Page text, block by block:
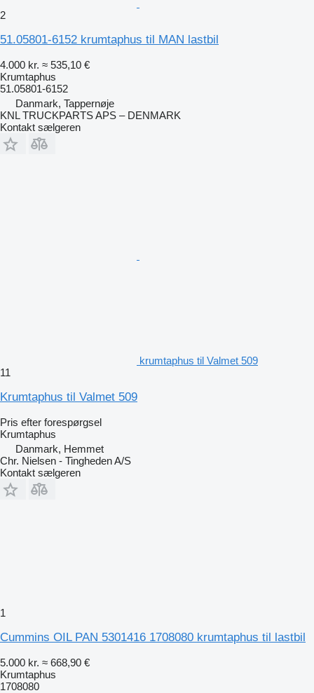
2
51.05801-6152 krumtaphus til MAN lastbil
4.000 kr. ≈ 535,10 €
Krumtaphus
51.05801-6152
Danmark, Tappernøje
KNL TRUCKPARTS APS – DENMARK
Kontakt sælgeren
krumtaphus til Valmet 509
11
Krumtaphus til Valmet 509
Pris efter forespørgsel
Krumtaphus
Danmark, Hemmet
Chr. Nielsen - Tingheden A/S
Kontakt sælgeren
1
Cummins OIL PAN 5301416 1708080 krumtaphus til lastbil
5.000 kr. ≈ 668,90 €
Krumtaphus
1708080